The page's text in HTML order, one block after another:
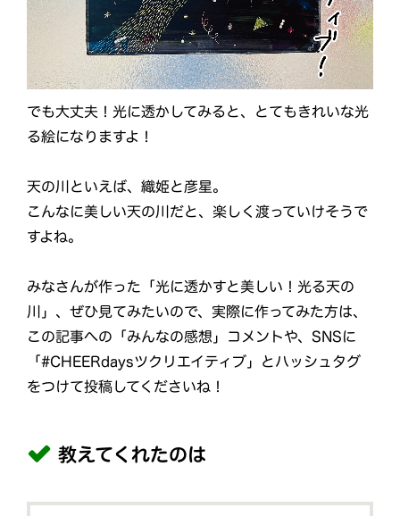
でも大丈夫！光に透かしてみると、とてもきれいな光
る絵になりますよ！
天の川といえば、織姫と彦星。
こんなに美しい天の川だと、楽しく渡っていけそうで
すよね。
みなさんが作った「光に透かすと美しい！光る天の
川」、ぜひ見てみたいので、実際に作ってみた方は、
この記事への「みんなの感想」コメントや、SNSに
「#CHEERdaysツクリエイティブ」とハッシュタグ
をつけて投稿してくださいね！
教えてくれたのは